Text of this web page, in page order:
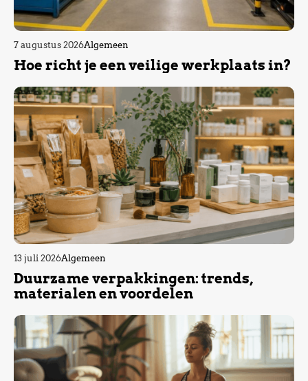
7 augustus 2026Algemeen
Hoe richt je een veilige werkplaats in?
13 juli 2026Algemeen
Duurzame verpakkingen: trends,
materialen en voordelen